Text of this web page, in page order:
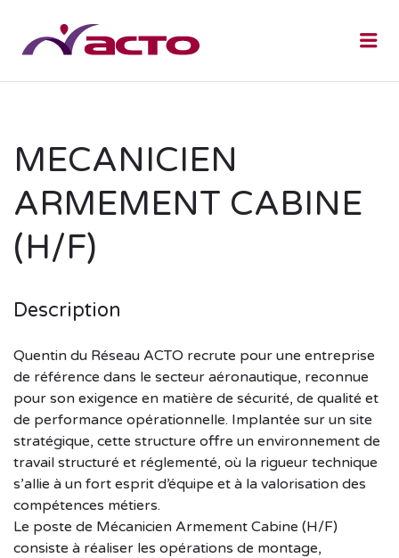
MECANICIEN
ARMEMENT CABINE
(H/F)
Description
Quentin du Réseau ACTO recrute pour une entreprise
de référence dans le secteur aéronautique, reconnue
pour son exigence en matière de sécurité, de qualité et
de performance opérationnelle. Implantée sur un site
stratégique, cette structure offre un environnement de
travail structuré et réglementé, où la rigueur technique
s’allie à un fort esprit d’équipe et à la valorisation des
compétences métiers.
Le poste de Mécanicien Armement Cabine (H/F)
consiste à réaliser les opérations de montage,